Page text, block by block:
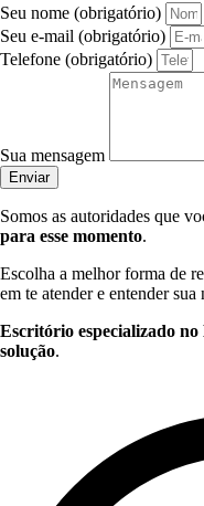
Seu nome (obrigatório)
Seu e-mail (obrigatório)
Telefone (obrigatório)
Sua mensagem
Enviar
Somos as autoridades que
para esse momento.
Escolha a melhor forma de
em te atender e entender sua
Escritório especializado
solução.